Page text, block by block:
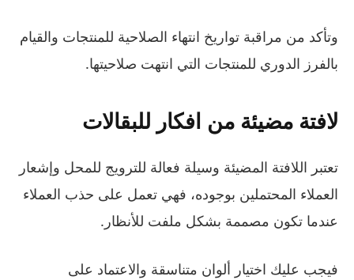
وتأكد من مراقبة تواريخ انتهاء الصلاحية للمنتجات والقيام
بالفرز الدوري للمنتجات التي انتهت صلاحيتها.
لافتة مضيئة من افكار للبقالات
تعتبر اللافتة المضيئة وسيلة فعالة للترويج للمحل وإشعار
العملاء المحتملين بوجوده، فهي تعمل على حذب العملاء
عندما تكون مصممة بشكل ملفت للأنظار.
فيجب عليك اختيار ألوان متناسقة والاعتماد على